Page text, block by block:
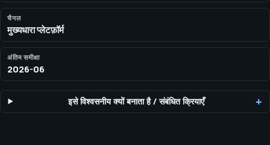
चैनल
मुख्यधारा प्लेटफ़ॉर्म
अंतिम समीक्षा
2026-06
इसे विश्वसनीय क्यों बनाता है/संबंधित क्रियाएँ